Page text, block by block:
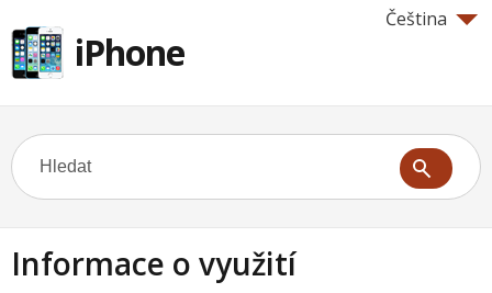
Čeština
iPhone
Informace o využití